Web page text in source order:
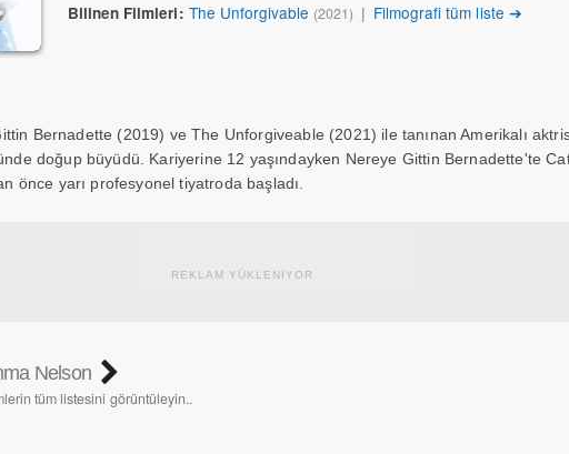
Bilinen Filmleri: The Unforgivable (2021) | Filmografi tüm liste ➔
Bernadette (2019) ve The Unforgiveable (2021) ile tanınan Amerikalı
doğup büyüdü. Kariyerine 12 yaşındayken Nereye Gittin Bernadette'te
önce yarı profesyonel tiyatroda başladı.
REKLAM YÜKLENİYOR
Nelson
tüm listesini görüntüleyin..